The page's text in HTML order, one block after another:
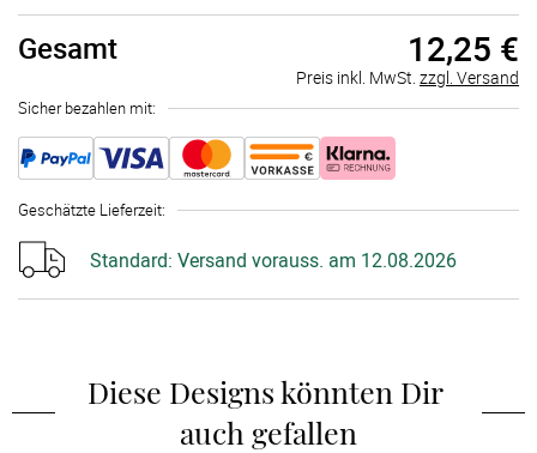
Gesamt 12,25 €
Preis inkl. MwSt. zzgl. Versand
Sicher bezahlen mit:
Geschätzte Lieferzeit:
Standard: Versand vorauss. am 12.08.2026
Diese Designs könnten Dir
auch gefallen